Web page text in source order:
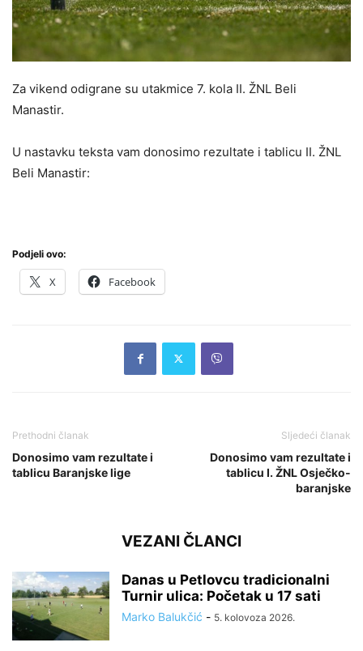
Za vikend odigrane su utakmice 7. kola II. ŽNL Beli
Manastir.
U nastavku teksta vam donosimo rezultate i tablicu II. ŽNL
Beli Manastir:
Podjeli ovo:
X Facebook
Prethodni članak
Donosimo vam rezultate i
tablicu Baranjske lige
Sljedeći članak
Donosimo vam rezultate i
tablicu I. ŽNL Osječko-
baranjske
VEZANI ČLANCI
Danas u Petlovcu tradicionalni
Turnir ulica: Početak u 17 sati
Marko Balukčić - 5. kolovoza 2026.